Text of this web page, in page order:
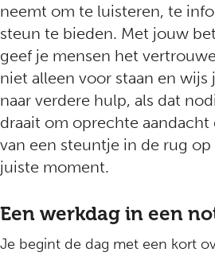
neemt om te luisteren, te
steun te bieden. Met jouw
geef je mensen het
niet alleen voor staan en wijs
naar verdere hulp, als dat
draait om oprechte aandacht
van een steuntje in de rug
juiste moment.
Een werkdag in een
Je begint de dag met een kort